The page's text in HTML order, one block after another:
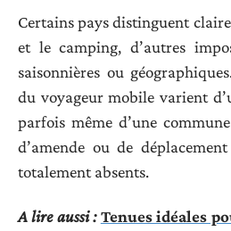
Certains pays distinguent
et le camping, d’autres
saisonnières ou
du voyageur mobile varient
parfois même d’une
d’amende ou de
totalement absents.
A lire aussi : Tenues idéales